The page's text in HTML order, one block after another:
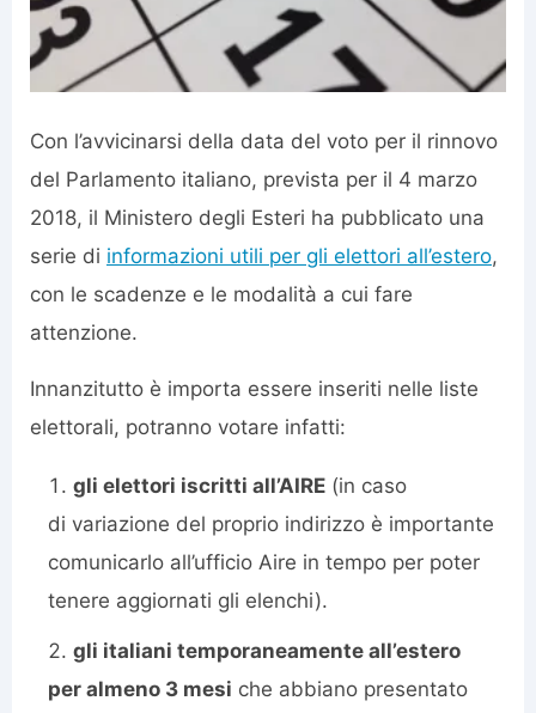
Con l’avvicinarsi della data del voto per il rinnovo
del Parlamento italiano, prevista per il 4 marzo
2018, il Ministero degli Esteri ha pubblicato una
serie di informazioni utili per gli elettori all’estero,
con le scadenze e le modalità a cui fare
attenzione.
Innanzitutto è importa essere inseriti nelle liste
elettorali, potranno votare infatti:
gli elettori iscritti all’AIRE (in caso
di variazione del proprio indirizzo è importante
comunicarlo all’ufficio Aire in tempo per poter
tenere aggiornati gli elenchi).
gli italiani temporaneamente all’estero
per almeno 3 mesi che abbiano presentato